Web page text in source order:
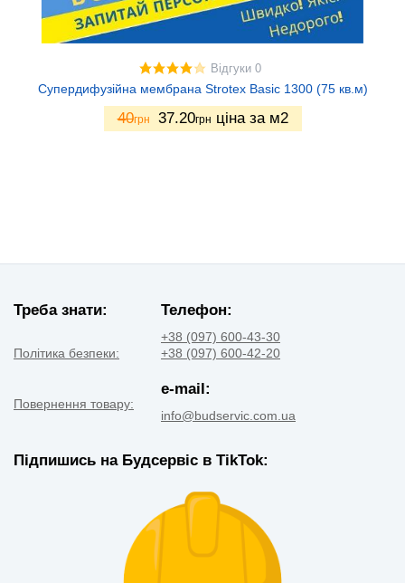
Відгуки 0
Супердифузійна мембрана Strotex Basic 1300 (75 кв.м)
40грн 37.20грн ціна за м2
Треба знати:
Політика безпеки:
Повернення товару:
Телефон:
+38 (097) 600-43-30
+38 (097) 600-42-20
e-mail:
info@budservic.com.ua
Підпишись на Будсервіс в TikTok: